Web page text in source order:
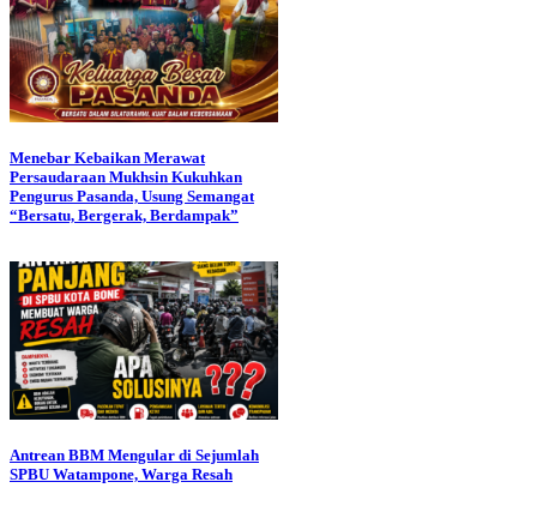
Menebar Kebaikan Merawat
Persaudaraan Mukhsin Kukuhkan
Pengurus Pasanda, Usung Semangat
“Bersatu, Bergerak, Berdampak”
Antrean BBM Mengular di Sejumlah
SPBU Watampone, Warga Resah